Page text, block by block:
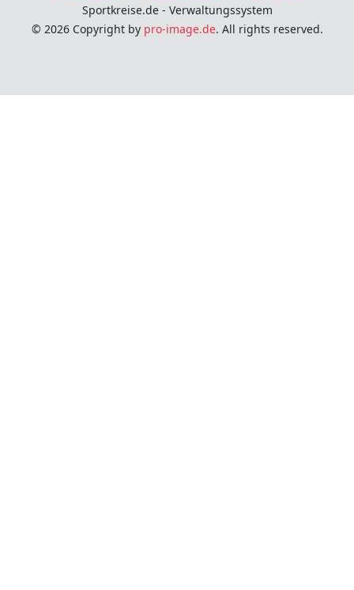
Sportkreise.de - Verwaltungssystem
© 2026 Copyright by pro-image.de. All rights reserved.